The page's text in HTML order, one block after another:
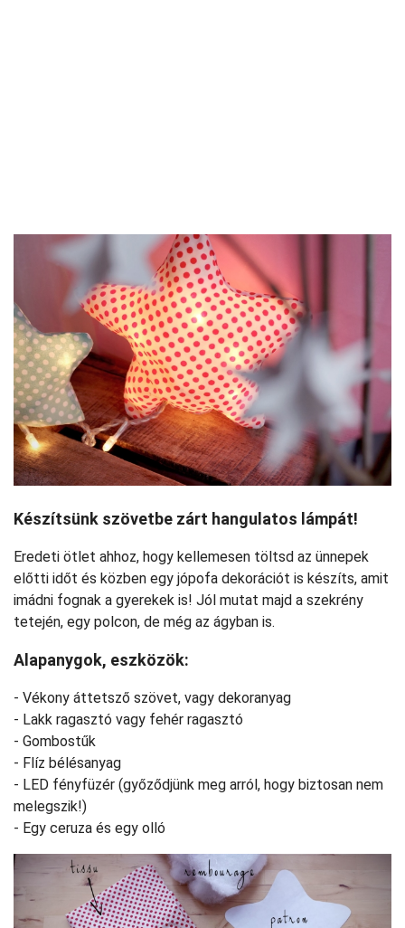
Készítsünk szövetbe zárt hangulatos lámpát!
Eredeti ötlet ahhoz, hogy kellemesen töltsd az ünnepek
előtti időt és közben egy jópofa dekorációt is készíts, amit
imádni fognak a gyerekek is! Jól mutat majd a szekrény
tetején, egy polcon, de még az ágyban is.
Alapanygok, eszközök:
- Vékony áttetsző szövet, vagy dekoranyag
- Lakk ragasztó vagy fehér ragasztó
- Gombostűk
- Flíz bélésanyag
- LED fényfüzér (győződjünk meg arról, hogy biztosan nem
melegszik!)
- Egy ceruza és egy olló